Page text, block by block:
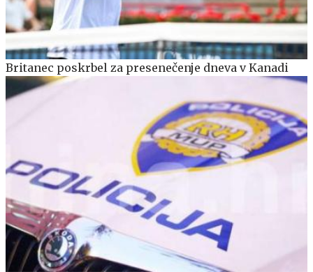
Britanec poskrbel za presenečenje dneva v Kanadi